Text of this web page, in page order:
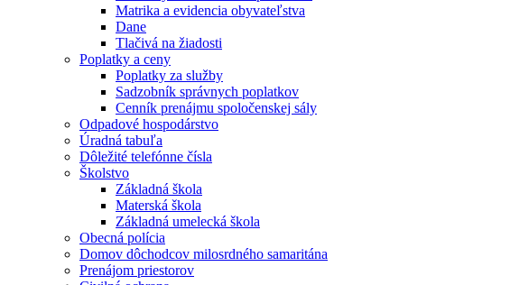
Matrika a evidencia obyvateľstva
Dane
Tlačivá na žiadosti
Poplatky a ceny
Poplatky za služby
Sadzobník správnych poplatkov
Cenník prenájmu spoločenskej sály
Odpadové hospodárstvo
Úradná tabuľa
Dôležité telefónne čísla
Školstvo
Základná škola
Materská škola
Základná umelecká škola
Obecná polícia
Domov dôchodcov milosrdného samaritána
Prenájom priestorov